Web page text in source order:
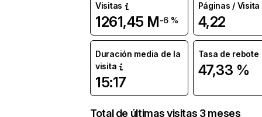
Visitas
1261,45 M-6 %
Páginas / Visita
4,22
Duración media de la
visita
15:17
Tasa de rebote
47,33 %
Total de últimas visitas 3 meses